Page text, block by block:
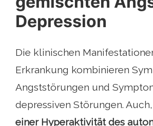
Depression
Die klinischen
Erkrankung kombinieren
Angststörungen und
depressiven Störungen. Auch,
einer Hyperaktivität des